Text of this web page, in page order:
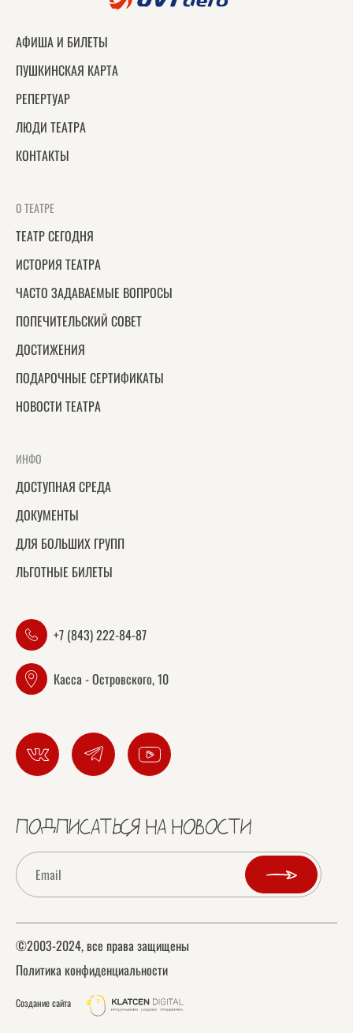
АФИША И БИЛЕТЫ
ПУШКИНСКАЯ КАРТА
РЕПЕРТУАР
ЛЮДИ ТЕАТРА
КОНТАКТЫ
О ТЕАТРЕ
ТЕАТР СЕГОДНЯ
ИСТОРИЯ ТЕАТРА
ЧАСТО ЗАДАВАЕМЫЕ ВОПРОСЫ
ПОПЕЧИТЕЛЬСКИЙ СОВЕТ
ДОСТИЖЕНИЯ
ПОДАРОЧНЫЕ СЕРТИФИКАТЫ
НОВОСТИ ТЕАТРА
ИНФО
ДОСТУПНАЯ СРЕДА
ДОКУМЕНТЫ
ДЛЯ БОЛЬШИХ ГРУПП
ЛЬГОТНЫЕ БИЛЕТЫ
+7 (843) 222-84-87
Касса - Островского, 10
ПОДПИСАТЬСЯ НА НОВОСТИ
©2003-2024, все права защищены
Политика конфиденциальности
Создание сайта